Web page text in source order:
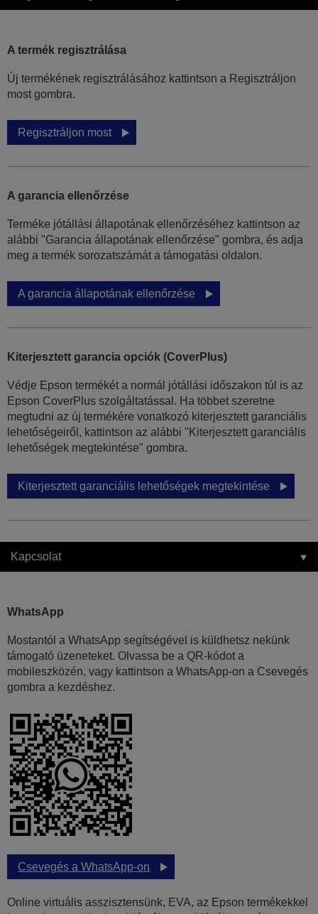
A termék regisztrálása
Új termékének regisztrálásához kattintson a Regisztráljon
most gombra.
Regisztráljon most
A garancia ellenőrzése
Terméke jótállási állapotának ellenőrzéséhez kattintson az
alábbi "Garancia állapotának ellenőrzése" gombra, és adja
meg a termék sorozatszámát a támogatási oldalon.
A garancia állapotának ellenőrzése
Kiterjesztett garancia opciók (CoverPlus)
Védje Epson termékét a normál jótállási időszakon túl is az
Epson CoverPlus szolgáltatással. Ha többet szeretne
megtudni az új termékére vonatkozó kiterjesztett garanciális
lehetőségeiről, kattintson az alábbi "Kiterjesztett garanciális
lehetőségek megtekintése" gombra.
Kiterjesztett garanciális lehetőségek megtekintése
Kapcsolat
WhatsApp
Mostantól a WhatsApp segítségével is küldhetsz nekünk
támogató üzeneteket. Olvassa be a QR-kódot a
mobileszközén, vagy kattintson a WhatsApp-on a Csevegés
gombra a kezdéshez.
Csevegés a WhatsApp-on
Online virtuális asszisztensünk, EVA, az Epson termékekkel